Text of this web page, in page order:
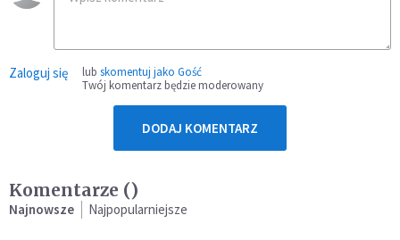
Zaloguj się lub skomentuj jako Gość
Twój komentarz będzie moderowany
DODAJ KOMENTARZ
Komentarze ()
Najnowsze Najpopularniejsze